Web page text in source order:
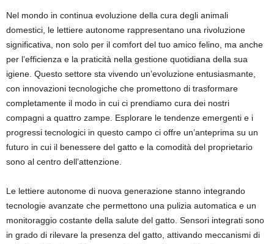
Nel mondo in continua evoluzione della cura degli animali
domestici, le lettiere autonome rappresentano una rivoluzione
significativa, non solo per il comfort del tuo amico felino, ma anche
per l’efficienza e la praticità nella gestione quotidiana della sua
igiene. Questo settore sta vivendo un’evoluzione entusiasmante,
con innovazioni tecnologiche che promettono di trasformare
completamente il modo in cui ci prendiamo cura dei nostri
compagni a quattro zampe. Esplorare le tendenze emergenti e i
progressi tecnologici in questo campo ci offre un’anteprima su un
futuro in cui il benessere del gatto e la comodità del proprietario
sono al centro dell’attenzione.
Le lettiere autonome di nuova generazione stanno integrando
tecnologie avanzate che permettono una pulizia automatica e un
monitoraggio costante della salute del gatto. Sensori integrati sono
in grado di rilevare la presenza del gatto, attivando meccanismi di